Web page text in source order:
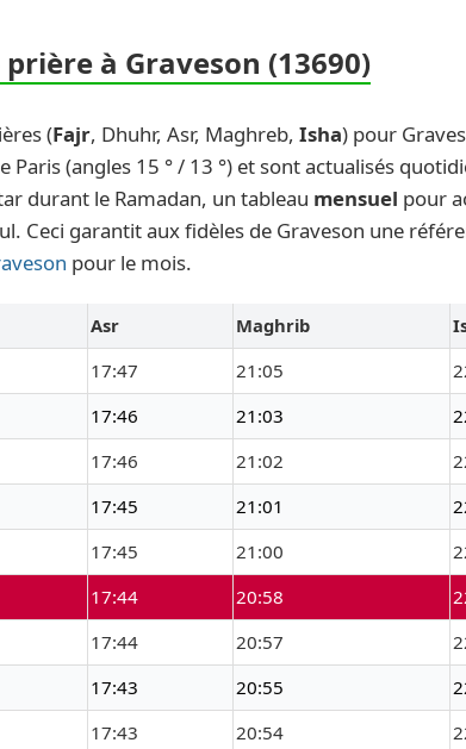
à Graveson (13690)
(Fajr, Dhuhr, Asr, Maghreb, Isha) pour
(angles 15 ° / 13 °) et sont actualisés
durant le Ramadan, un tableau mensuel pour
Ceci garantit aux fidèles de Graveson une
pour le mois.
Asr Maghrib
17:47 21:05
17:46 21:03
17:46 21:02
17:45 21:01
17:45 21:00
17:44 20:58
17:44 20:57
17:43 20:55
17:43 20:54